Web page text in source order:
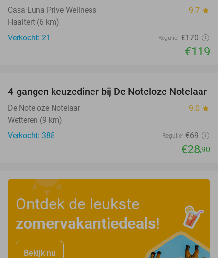
Casa Luna Prive Wellness 9.7 star
Haaltert (6 km)
Verkocht: 21
Regulier €170
€119
58%
4-gangen keuzediner bij De Noteloze Notelaar
De Noteloze Notelaar 9.0 star
Wetteren (9 km)
Verkocht: 388
Regulier €69
€28,90
Ontdek de leukste
zomervakantiedeals!
Bekijk nu